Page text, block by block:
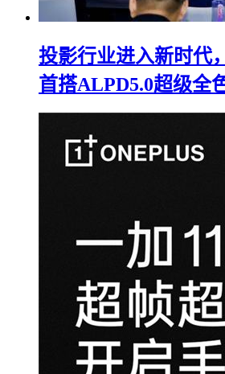
投影行业进入新时代
首搭ALPD5.0超级全